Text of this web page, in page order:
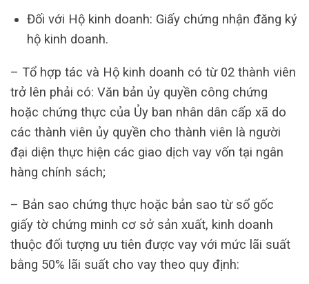
Đối với Hộ kinh doanh: Giấy chứng nhận đăng ký
hộ kinh doanh.
– Tổ hợp tác và Hộ kinh doanh có từ 02 thành viên
trở lên phải có: Văn bản ủy quyền công chứng
hoặc chứng thực của Ủy ban nhân dân cấp xã do
các thành viên ủy quyền cho thành viên là người
đại diện thực hiện các giao dịch vay vốn tại ngân
hàng chính sách;
– Bản sao chứng thực hoặc bản sao từ sổ gốc
giấy tờ chứng minh cơ sở sản xuất, kinh doanh
thuộc đối tượng ưu tiên được vay với mức lãi suất
bằng 50% lãi suất cho vay theo quy định: